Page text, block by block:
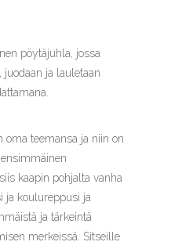
pöytäjuhla, jossa
ja lauletaan
oma teemansa ja niin on
kaapin pohjalta vanha
ja koulureppusi ja
ja tärkeintä
merkeissä. Sitseille